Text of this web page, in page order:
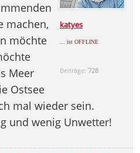
katyes
... ist OFFLINE
Beiträge:728
machen,
möchte
Meer
Ostsee
mal wieder sein.
und wenig Unwetter!